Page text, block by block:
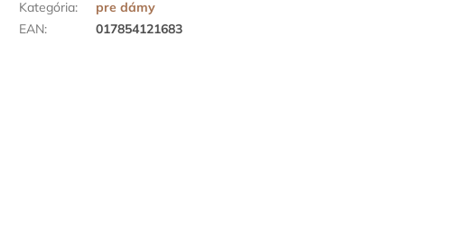
Kategória:
pre dámy
EAN: 017854121683